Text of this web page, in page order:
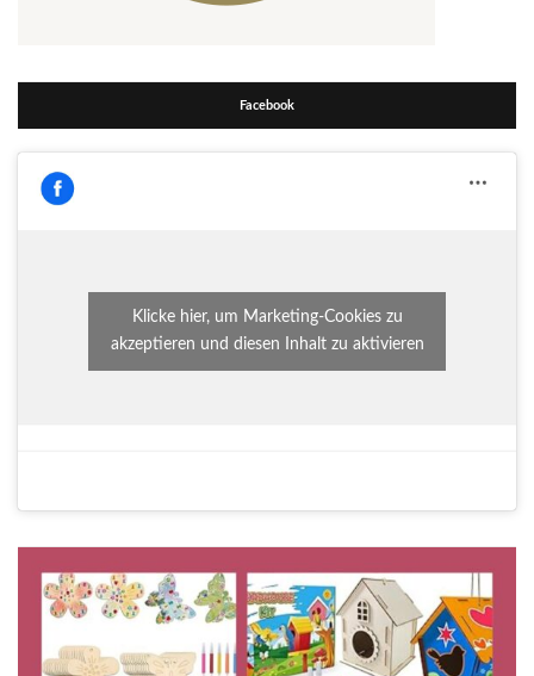
Facebook
Klicke hier, um Marketing-Cookies zu
akzeptieren und diesen Inhalt zu aktivieren